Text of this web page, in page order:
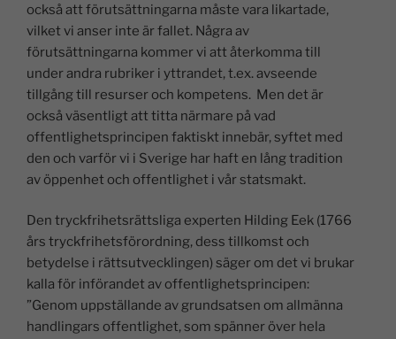
också att förutsättningarna måste vara likartade,
vilket vi anser inte är fallet. Några av
förutsättningarna kommer vi att återkomma till
under andra rubriker i yttrandet, t.ex. avseende
tillgång till resurser och kompetens. Men det är
också väsentligt att titta närmare på vad
offentlighetsprincipen faktiskt innebär, syftet med
den och varför vi i Sverige har haft en lång tradition
av öppenhet och offentlighet i vår statsmakt.
Den tryckfrihetsrättsliga experten Hilding Eek (1766
års tryckfrihetsförordning, dess tillkomst och
betydelse i rättsutvecklingen) säger om det vi brukar
kalla för införandet av offentlighetsprincipen:
”Genom uppställande av grundsatsen om allmänna
handlingars offentlighet, som spänner över hela